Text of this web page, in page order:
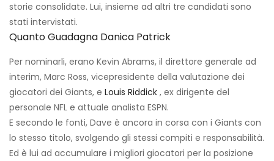
storie consolidate. Lui, insieme ad altri tre candidati sono
stati intervistati.
Quanto Guadagna Danica Patrick
Per nominarli, erano Kevin Abrams, il direttore generale ad
interim, Marc Ross, vicepresidente della valutazione dei
giocatori dei Giants, e Louis Riddick , ex dirigente del
personale NFL e attuale analista ESPN.
E secondo le fonti, Dave è ancora in corsa con i Giants con
lo stesso titolo, svolgendo gli stessi compiti e responsabilità.
Ed è lui ad accumulare i migliori giocatori per la posizione